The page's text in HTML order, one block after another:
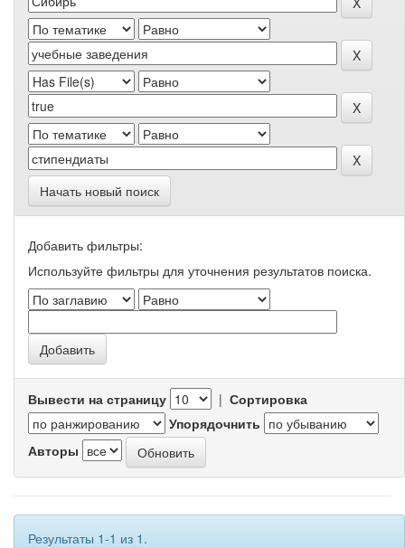
Начать новый поиск
Добавить фильтры:
Используйте фильтры для уточнения результатов поиска.
Вывести на страницу | Сортировка
Упорядочнить
Авторы
Результаты 1-1 из 1.